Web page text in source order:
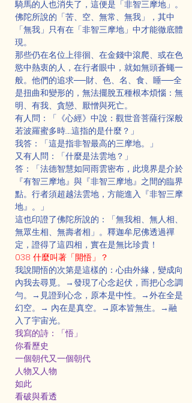
騎馬的人也消失了，這便是「非智三摩地」。
佛陀所說的「苦、空、無常、無我」，其中
「無我」只有在「非智三摩地」中才能徹底體
現。
那些仍在名位上徘徊、在金錢中滾爬、或在色
慾中熱衷的人，在行者眼中，就如無頭蒼蠅一
般。他們的追求──財、色、名、食、睡──全
是扭曲和變形的，無法擺脫五種根本煩惱：無
明、有我、貪戀、厭憎與死亡。
有人問：「《心經》中說：觀世音菩薩行深般
若波羅蜜多時……這指的是什麼？」
我答：「這是指非智最高的三摩地。」
又有人問：「什麼是法雲地？」
答：「法德智慧如同雨雲密布，此境界是介於
『有智三摩地』與『非智三摩地』之間的臨界
點。行者須超越法雲地，方能進入『非智三摩
地』。」
這也印證了佛陀所說的：「無我相、無人相、
無眾生相、無壽者相」。釋迦牟尼佛透過禪
定，證得了這四相，實在是無比珍貴！
038 什麼叫著「開悟」？
我說開悟的次第是這樣的：心由外緣，變成向
內我去尋覓。→發現了心念起伏，而把心念調
勻。→見證到心念，原本是中性。→外在全是
幻空。→ 內在是真空。→原本皆無生。→融
入了宇宙光。
我寫的詩：「悟」
你看歷史
一個朝代又一個朝代
人物又人物
如此
看破與看透